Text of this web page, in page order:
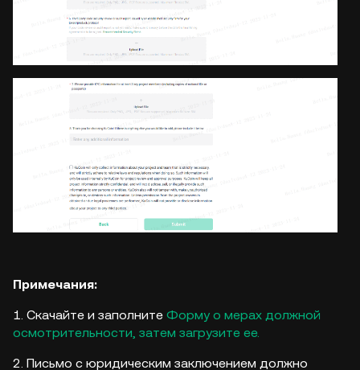
Примечания:
1. Скачайте и заполните Форму о мерах должной
осмотрительности, затем загрузите ее.
2. Письмо с юридическим заключением должно